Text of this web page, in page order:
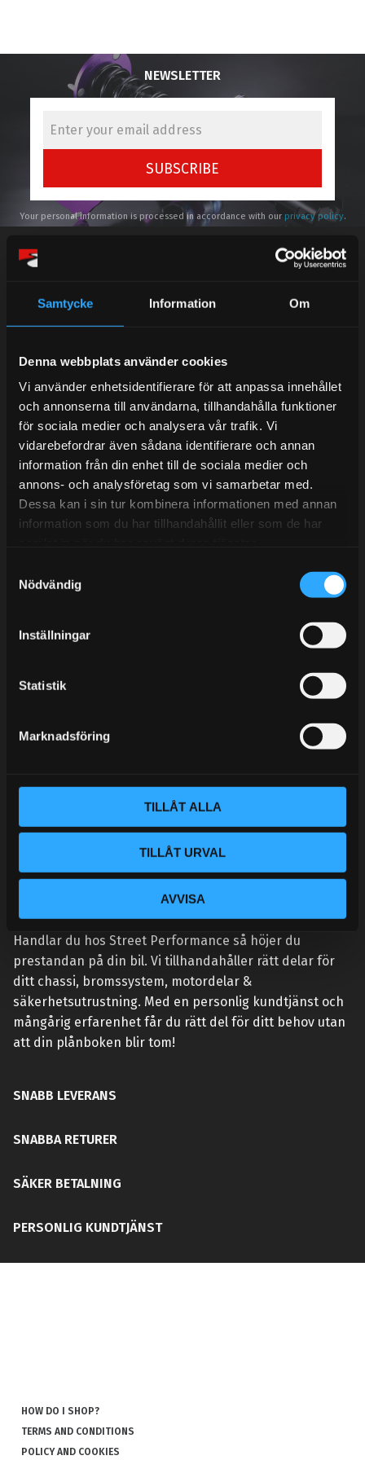
Samtycke Information Om
Denna webbplats använder cookies
Vi använder enhetsidentifierare för att anpassa innehållet
och annonserna till användarna, tillhandahålla funktioner
för sociala medier och analysera vår trafik. Vi
vidarebefordrar även sådana identifierare och annan
information från din enhet till de sociala medier och
annons- och analysföretag som vi samarbetar med.
Dessa kan i sin tur kombinera informationen med annan
information som du har tillhandahållit eller som de har
Nödvändig
Inställningar
Statistik
Marknadsföring
TILLÅT ALLA
TILLÅT URVAL
AVVISA
NEWSLETTER
SUBSCRIBE
Your personal information is processed in accordance with our privacy policy.
Telefonsupport:
Mån-Tors: 10:30-15:00
Lunchstängt 12:00-13:00
Tel: 031- 51 66 60
E-post:info@streetperformance.se
BLOG
KONTAKTA OSS
MY PAGES
VÅR AFFÄRSIDÉ ÄR ENKEL:
Handlar du hos Street Performance så höjer du
prestandan på din bil. Vi tillhandahåller rätt delar för
ditt chassi, bromssystem, motordelar &
säkerhetsutrustning. Med en personlig kundtjänst och
mångårig erfarenhet får du rätt del för ditt behov utan
att din plånboken blir tom!
SNABB LEVERANS
SNABBA RETURER
SÄKER BETALNING
PERSONLIG KUNDTJÄNST
HOW DO I SHOP?
TERMS AND CONDITIONS
POLICY AND COOKIES